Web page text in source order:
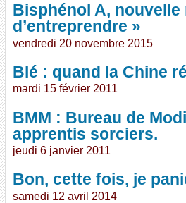
Bisphénol A,
d’entreprendre »
vendredi 20 novembre 2015
Blé : quand la Chine
mardi 15 février 2011
BMM : Bureau de
apprentis sorciers.
jeudi 6 janvier 2011
Bon, cette fois, je
samedi 12 avril 2014